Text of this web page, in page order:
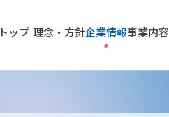
トップ 理念・方針企業情報事業内容